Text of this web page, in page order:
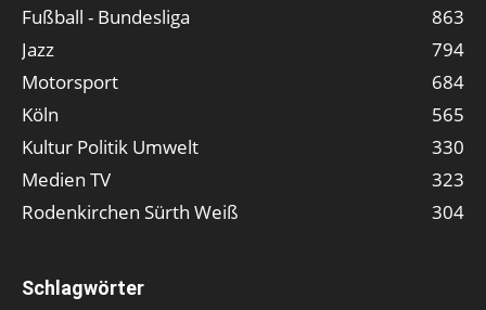
Fußball - Bundesliga
863
Jazz
794
Motorsport
684
Köln
565
Kultur Politik Umwelt
330
Medien TV
323
Rodenkirchen Sürth Weiß
304
Schlagwörter